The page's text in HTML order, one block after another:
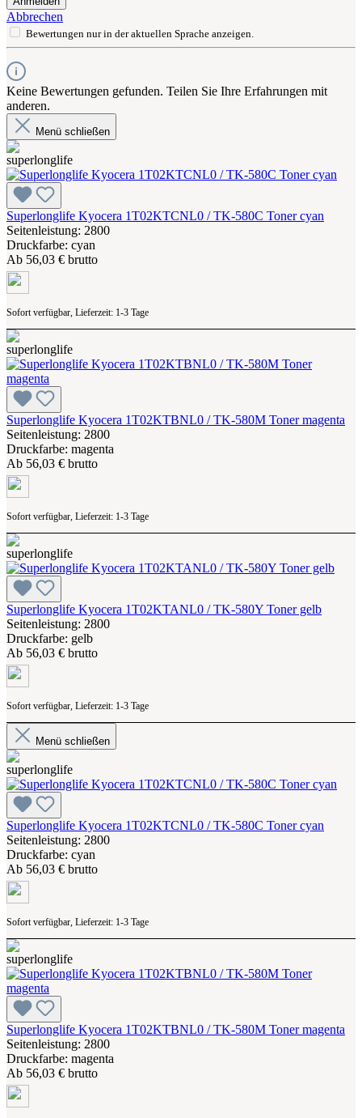
Abbrechen
Bewertungen nur in der aktuellen Sprache anzeigen.
Keine Bewertungen gefunden. Teilen Sie Ihre Erfahrungen mit
anderen.
Menü schließen
Superlonglife Kyocera 1T02KTCNL0 / TK-580C Toner cyan
Seitenleistung: 2800
Druckfarbe: cyan
Ab 56,03 € brutto
Sofort verfügbar, Lieferzeit: 1-3 Tage
Superlonglife Kyocera 1T02KTBNL0 / TK-580M Toner magenta
Seitenleistung: 2800
Druckfarbe: magenta
Ab 56,03 € brutto
Sofort verfügbar, Lieferzeit: 1-3 Tage
Superlonglife Kyocera 1T02KTANL0 / TK-580Y Toner gelb
Seitenleistung: 2800
Druckfarbe: gelb
Ab 56,03 € brutto
Sofort verfügbar, Lieferzeit: 1-3 Tage
Menü schließen
Superlonglife Kyocera 1T02KTCNL0 / TK-580C Toner cyan
Seitenleistung: 2800
Druckfarbe: cyan
Ab 56,03 € brutto
Sofort verfügbar, Lieferzeit: 1-3 Tage
Superlonglife Kyocera 1T02KTBNL0 / TK-580M Toner magenta
Seitenleistung: 2800
Druckfarbe: magenta
Ab 56,03 € brutto